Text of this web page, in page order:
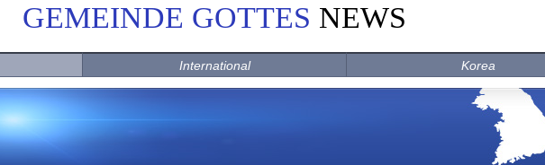
GEMEINDE GOTTES NEWS
International Korea